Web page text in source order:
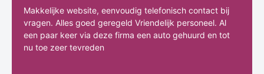
Makkelijke website, eenvoudig telefonisch contact bij
vragen. Alles goed geregeld Vriendelijk personeel. Al
een paar keer via deze firma een auto gehuurd en tot
nu toe zeer tevreden